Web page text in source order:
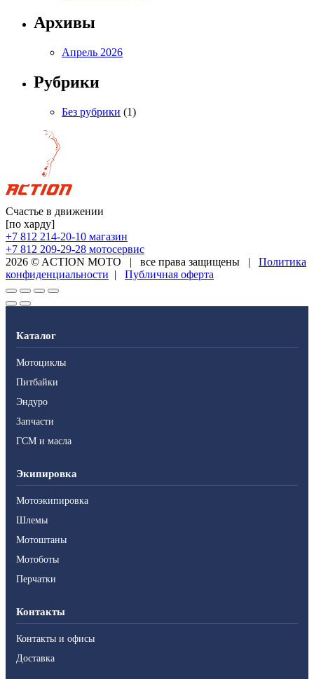
Архивы
Апрель 2026
Рубрики
Без рубрики (1)
Счастье в движении
[по харду]
+7 812 214-20-10 магазин
+7 812 209-29-28 мотосервис
2026 © ACTION MOTO | все права защищены |
Политика
конфиденциальности | Публичная оферта
Каталог
Мотоциклы
Питбайки
Эндуро
Запчасти
ГСМ и масла
Экипировка
Мотоэкипировка
Шлемы
Мотоштаны
Мотоботы
Перчатки
Контакты
Контакты и офисы
Доставка